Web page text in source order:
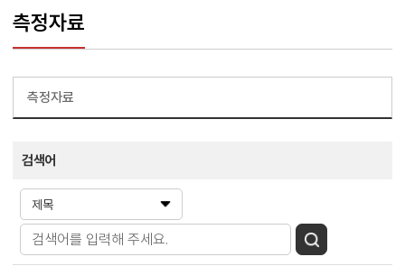
측정자료
측정자료
검색어